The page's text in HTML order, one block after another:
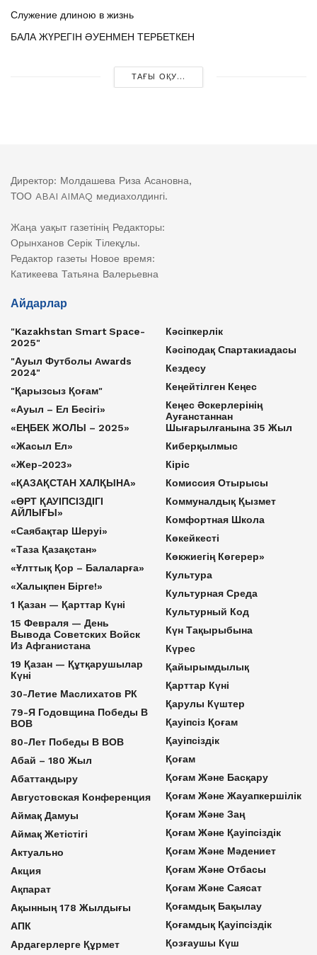
Служение длиною в жизнь
БАЛА ЖҮРЕГІН ӘУЕНМЕН ТЕРБЕТКЕН
ТАҒЫ ОҚУ...
Директор: Молдашева Риза Асановна,
ТОО ABAI AIMAQ медиахолдингі.
Жаңа уақыт газетінің Редакторы:
Орынханов Серік Тілекұлы.
Редактор газеты Новое время:
Катикеева Татьяна Валерьевна
Айдарлар
"Kazakhstan Smart Space-
2025"
"Ауыл Футболы Awards
2024"
"Қарызсыз Қоғам"
«Ауыл – Ел Бесігі»
«ЕҢБЕК ЖОЛЫ – 2025»
«Жасыл Ел»
«Жер-2023»
«ҚАЗАҚСТАН ХАЛҚЫНА»
«ӨРТ ҚАУІПСІЗДІГІ
АЙЛЫҒЫ»
«Саябақтар Шеруі»
«Таза Қазақстан»
«Ұлттық Қор – Балаларға»
«Халықпен Бірге!»
1 Қазан — Қарттар Күні
15 Февраля — День
Вывода Советских Войск
Из Афганистана
19 Қазан — Құтқарушылар
Күні
30-Летие Маслихатов РК
79-Я Годовщина Победы В
ВОВ
80-Лет Победы В ВОВ
Абай – 180 Жыл
Абаттандыру
Августовская Конференция
Аймақ Дамуы
Аймақ Жетістігі
Актуально
Акция
Ақпарат
Ақынның 178 Жылдығы
АПК
Ардагерлерге Құрмет
Кәсіпкерлік
Кәсіподақ Спартакиадасы
Кездесу
Кеңейтілген Кеңес
Кеңес Әскерлерінің
Ауғанстаннан
Шығарылғанына 35 Жыл
Киберқылмыс
Кіріс
Комиссия Отырысы
Коммуналдық Қызмет
Комфортная Школа
Көкейкесті
Көкжиегің Көгерер»
Культура
Культурная Среда
Культурный Код
Күн Тақырыбына
Күрес
Қайырымдылық
Қарттар Күні
Қарулы Күштер
Қауіпсіз Қоғам
Қауіпсіздік
Қоғам
Қоғам Және Басқару
Қоғам Және Жауапкершілік
Қоғам Және Заң
Қоғам Және Қауіпсіздік
Қоғам Және Мәдениет
Қоғам Және Отбасы
Қоғам Және Саясат
Қоғамдық Бақылау
Қоғамдық Қауіпсіздік
Қозғаушы Күш